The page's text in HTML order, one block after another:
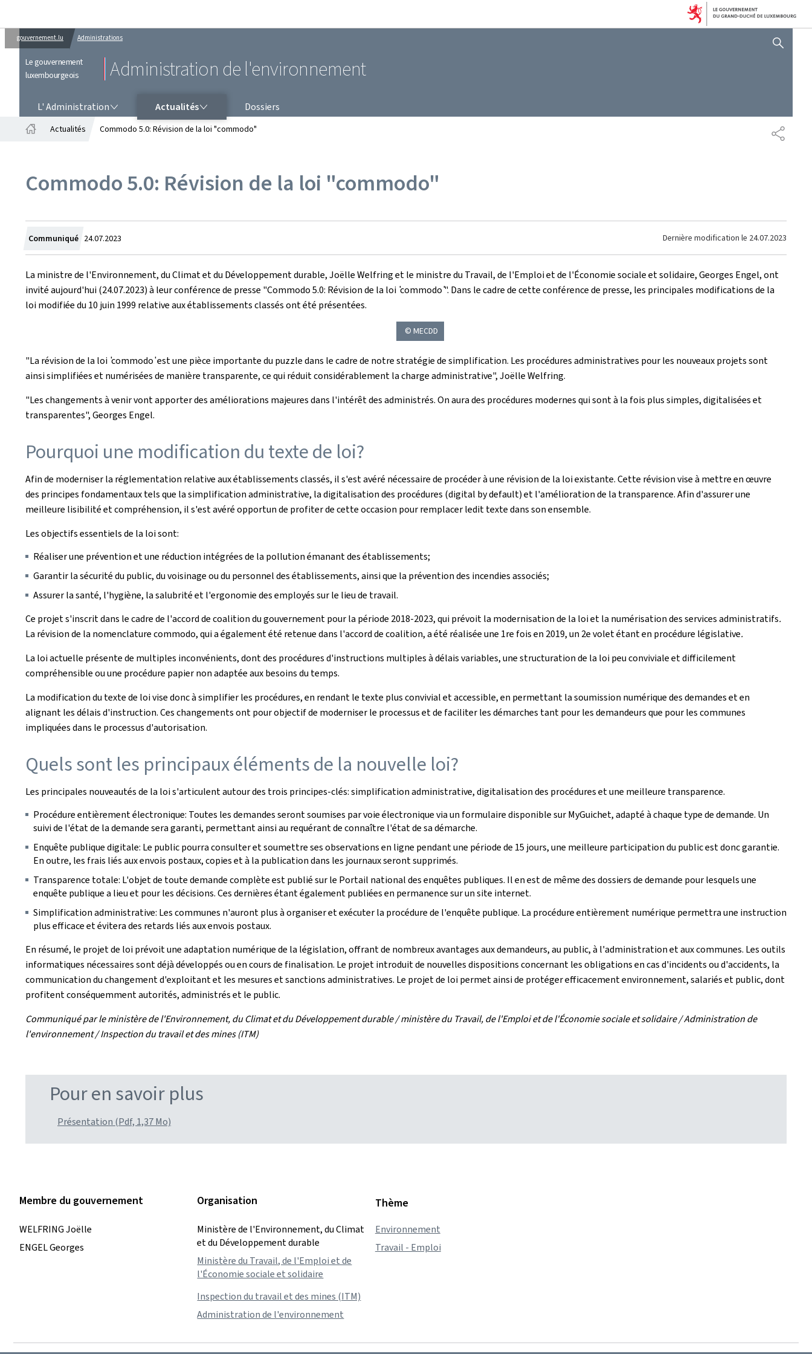
gouvernement.lu Administrations
Le gouvernement
luxembourgeois
Administration de l'environnement
AFFICHER / MASQUER
L' Administration Actualités
ACTUALITÉS
Dossiers
Actualités Commodo 5.0: Révision de la loi "commodo"
Commodo 5.0: Révision de la loi "commodo"
Communiqué Crée
le
24.07.2023 Dernière modification le 24.07.2023
La ministre de l'Environnement, du Climat et du Développement durable, Joëlle Welfring et le ministre du Travail, de l'Emploi et de l'Économie sociale et solidaire, Georges Engel, ont
invité aujourd'hui (24.07.2023) à leur conférence de presse "Commodo 5.0: Révision de la loi ̍commodo ̍". Dans le cadre de cette conférence de presse, les principales modifications de la
loi modifiée du 10 juin 1999 relative aux établissements classés ont été présentées.
© MECDD
"La révision de la loi ̍commodo ̍ est une pièce importante du puzzle dans le cadre de notre stratégie de simplification. Les procédures administratives pour les nouveaux projets sont
ainsi simplifiées et numérisées de manière transparente, ce qui réduit considérablement la charge administrative", Joëlle Welfring.
"Les changements à venir vont apporter des améliorations majeures dans l'intérêt des administrés. On aura des procédures modernes qui sont à la fois plus simples, digitalisées et
transparentes", Georges Engel.
Pourquoi une modification du texte de loi?
Afin de moderniser la réglementation relative aux établissements classés, il s'est avéré nécessaire de procéder à une révision de la loi existante. Cette révision vise à mettre en œuvre
des principes fondamentaux tels que la simplification administrative, la digitalisation des procédures (digital by default) et l'amélioration de la transparence. Afin d'assurer une
meilleure lisibilité et compréhension, il s'est avéré opportun de profiter de cette occasion pour remplacer ledit texte dans son ensemble.
Les objectifs essentiels de la loi sont:
Réaliser une prévention et une réduction intégrées de la pollution émanant des établissements;
Garantir la sécurité du public, du voisinage ou du personnel des établissements, ainsi que la prévention des incendies associés;
Assurer la santé, l'hygiène, la salubrité et l'ergonomie des employés sur le lieu de travail.
Ce projet s'inscrit dans le cadre de l'accord de coalition du gouvernement pour la période 2018-2023, qui prévoit la modernisation de la loi et la numérisation des services administratifs.
La révision de la nomenclature commodo, qui a également été retenue dans l'accord de coalition, a été réalisée une 1re fois en 2019, un 2e volet étant en procédure législative.
La loi actuelle présente de multiples inconvénients, dont des procédures d'instructions multiples à délais variables, une structuration de la loi peu conviviale et difficilement
compréhensible ou une procédure papier non adaptée aux besoins du temps.
La modification du texte de loi vise donc à simplifier les procédures, en rendant le texte plus convivial et accessible, en permettant la soumission numérique des demandes et en
alignant les délais d'instruction. Ces changements ont pour objectif de moderniser le processus et de faciliter les démarches tant pour les demandeurs que pour les communes
impliquées dans le processus d'autorisation.
Quels sont les principaux éléments de la nouvelle loi?
Les principales nouveautés de la loi s'articulent autour des trois principes-clés: simplification administrative, digitalisation des procédures et une meilleure transparence.
Procédure entièrement électronique: Toutes les demandes seront soumises par voie électronique via un formulaire disponible sur MyGuichet, adapté à chaque type de demande. Un
suivi de l'état de la demande sera garanti, permettant ainsi au requérant de connaître l'état de sa démarche.
Enquête publique digitale: Le public pourra consulter et soumettre ses observations en ligne pendant une période de 15 jours, une meilleure participation du public est donc garantie.
En outre, les frais liés aux envois postaux, copies et à la publication dans les journaux seront supprimés.
Transparence totale: L'objet de toute demande complète est publié sur le Portail national des enquêtes publiques. Il en est de même des dossiers de demande pour lesquels une
enquête publique a lieu et pour les décisions. Ces dernières étant également publiées en permanence sur un site internet.
Simplification administrative: Les communes n'auront plus à organiser et exécuter la procédure de l'enquête publique. La procédure entièrement numérique permettra une instruction
plus efficace et évitera des retards liés aux envois postaux.
En résumé, le projet de loi prévoit une adaptation numérique de la législation, offrant de nombreux avantages aux demandeurs, au public, à l'administration et aux communes. Les outils
informatiques nécessaires sont déjà développés ou en cours de finalisation. Le projet introduit de nouvelles dispositions concernant les obligations en cas d'incidents ou d'accidents, la
communication du changement d'exploitant et les mesures et sanctions administratives. Le projet de loi permet ainsi de protéger efficacement environnement, salariés et public, dont
profitent conséquemment autorités, administrés et le public.
Communiqué par le ministère de l'Environnement, du Climat et du Développement durable / ministère du Travail, de l'Emploi et de l'Économie sociale et solidaire / Administration de
l'environnement / Inspection du travail et des mines (ITM)
Pour en savoir plus
Présentation (Pdf, 1,37 Mo)
Membre du gouvernement
WELFRING Joëlle
ENGEL Georges
Organisation
Ministère de l'Environnement, du Climat
et du Développement durable
Ministère du Travail, de l'Emploi et de
l'Économie sociale et solidaire
Inspection du travail et des mines (ITM)
Administration de l'environnement
Thème
Environnement
Travail - Emploi